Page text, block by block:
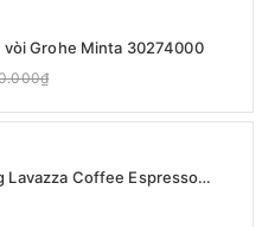
vòi Grohe Minta 30274000
Lavazza Coffee Espresso
Date 12-2027